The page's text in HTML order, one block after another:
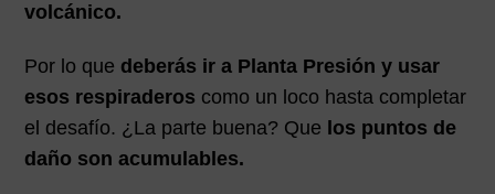
volcánico.
Por lo que deberás ir a Planta Presión y usar
esos respiraderos como un loco hasta completar
el desafío. ¿La parte buena? Que los puntos de
daño son acumulables.